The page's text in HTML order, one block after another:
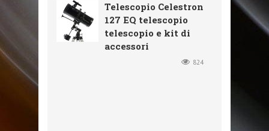
Telescopio Celestron
127 EQ telescopio
telescopio e kit di
accessori
824